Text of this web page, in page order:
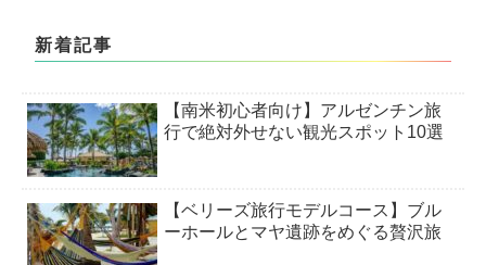
新着記事
【南米初心者向け】アルゼンチン旅
行で絶対外せない観光スポット10選
【ベリーズ旅行モデルコース】ブル
ーホールとマヤ遺跡をめぐる贅沢旅